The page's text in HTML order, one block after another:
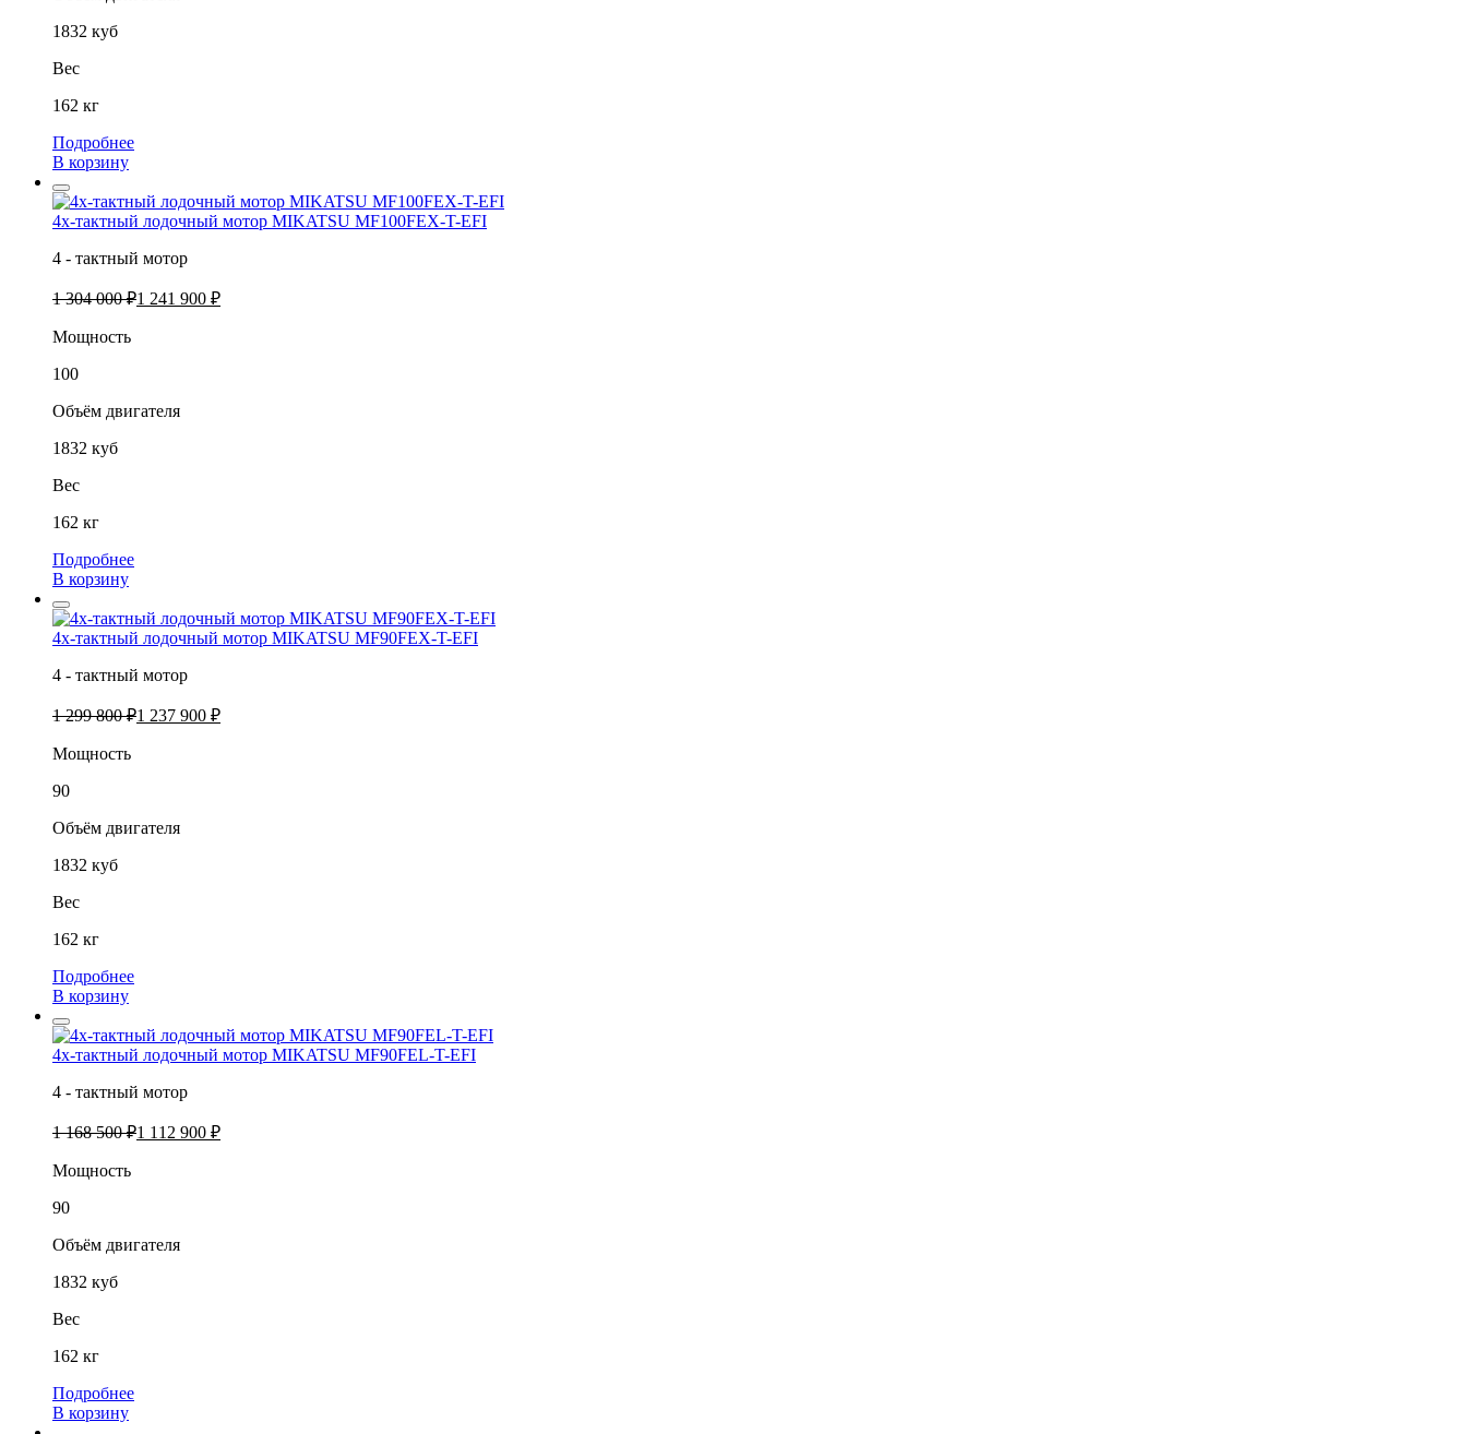
1832 куб
Вес
162 кг
Подробнее
В корзину
4х-тактный лодочный мотор MIKATSU MF100FEX-T-EFI
4 - тактный мотор
1 304 000 ₽1 241 900 ₽
Мощность
100
Объём двигателя
1832 куб
Вес
162 кг
Подробнее
В корзину
4х-тактный лодочный мотор MIKATSU MF90FEX-T-EFI
4 - тактный мотор
1 299 800 ₽1 237 900 ₽
Мощность
90
Объём двигателя
1832 куб
Вес
162 кг
Подробнее
В корзину
4х-тактный лодочный мотор MIKATSU MF90FEL-T-EFI
4 - тактный мотор
1 168 500 ₽1 112 900 ₽
Мощность
90
Объём двигателя
1832 куб
Вес
162 кг
Подробнее
В корзину